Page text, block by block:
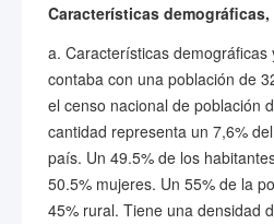
Características
a. Características
contaba con una población de
el censo nacional de población
cantidad representa un 7,6%
país. Un 49.5% de los
50.5% mujeres. Un 55% de la
45% rural. Tiene una densidad